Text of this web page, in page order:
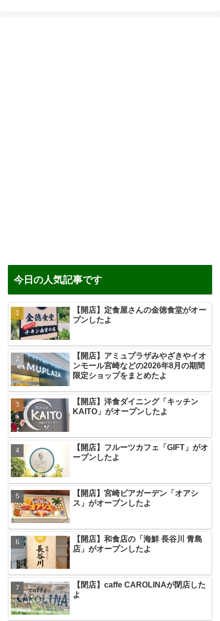
今日の人気記事です
【開店】定食屋さんの金徳食堂がオー
プンしたよ
【開店】アミュプラザみやざきやイオ
ンモール宮崎などの2026年8月の期間
限定ショップをまとめたよ
【開店】洋食ダイニング「キッチン
KAITO」がオープンしたよ
【開店】フルーツカフェ「GIFT」がオ
ープンしたよ
【開店】宮崎ビアガーデン「オアシ
ス」がオープンしたよ
【開店】和食店の「海鮮 長谷川 青島
店」がオープンしたよ
【閉店】caffe CAROLINAが閉店した
よ